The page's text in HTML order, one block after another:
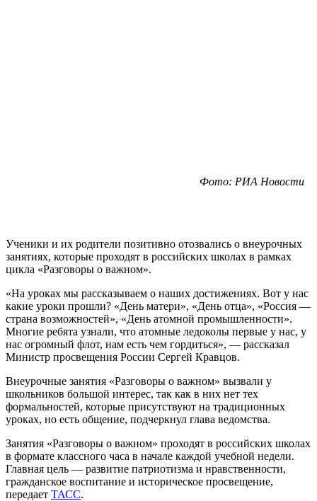
Фото: РИА Новости
Ученики и их родители позитивно отозвались о внеурочных
занятиях, которые проходят в российских школах в рамках
цикла «Разговоры о важном».
«На уроках мы рассказываем о наших достижениях. Вот у нас
какие уроки прошли? «День матери», «День отца», «Россия —
страна возможностей», «День атомной промышленности».
Многие ребята узнали, что атомные ледоколы первые у нас, у
нас огромный флот, нам есть чем гордиться», — рассказал
Министр просвещения России Сергей Кравцов.
Внеурочные занятия «Разговоры о важном» вызвали у
школьников большой интерес, так как в них нет тех
формальностей, которые присутствуют на традиционных
уроках, но есть общение, подчеркнул глава ведомства.
Занятия «Разговоры о важном» проходят в российских школах
в формате классного часа в начале каждой учебной недели.
Главная цель — развитие патриотизма и нравственности,
гражданское воспитание и историческое просвещение,
передает ТАСС.